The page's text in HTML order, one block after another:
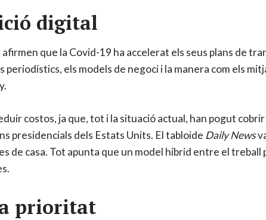
digital
que la Covid-19 ha accelerat els seus plans de
els models de negoci i la manera com els
costos, ja que, tot i la situació actual, han pogut
presidencials dels Estats Units. El tabloide Daily News
casa. Tot apunta que un model híbrid entre el treball
prioritat